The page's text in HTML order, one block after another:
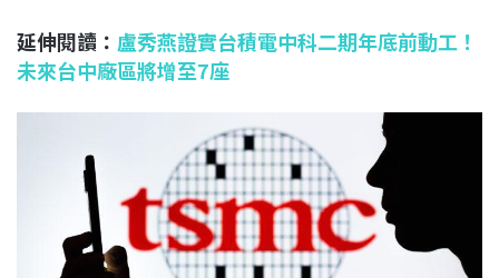
延伸閱讀： 盧秀燕證實台積電中科二期年底前動工！
未來台中廠區將增至7座